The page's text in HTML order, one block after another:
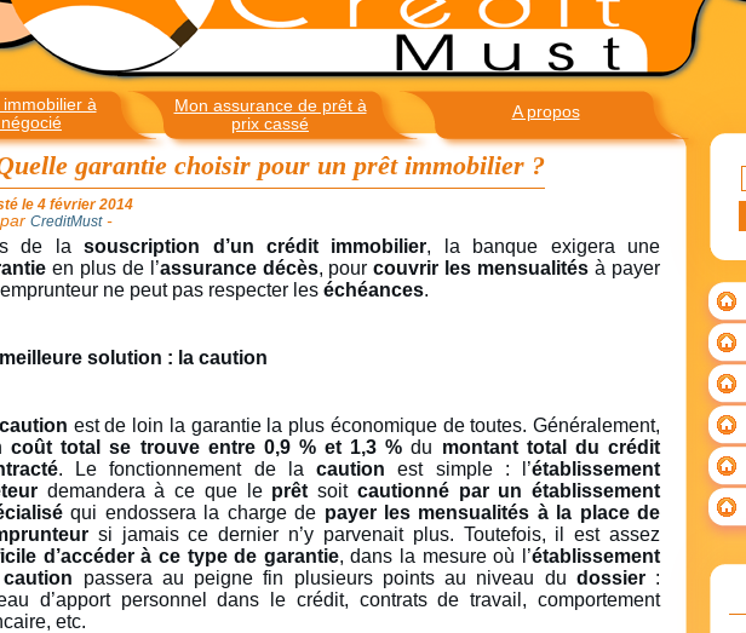
à
Mon assurance de prêt à
prix cassé
A propos
garantie choisir pour un prêt immobilier ?
le 4 février 2014
par CreditMust-
de lasouscription d’un crédit immobilier, la banque exigera une
en plus de l’assurance décès, pourcouvrir les mensualités à payer
ne peut pas respecter les échéances.
solution : la caution
caution est de loin la garantie la plus économique de toutes. Généralement,
coût total se trouve entre 0,9 % et 1,3 % du montant total du crédit
. Le fonctionnement de lacaution est simple : l’établissement
demandera à ce que le prêt soit cautionné par un établissement
qui endossera la charge de payer les mensualités à la place de
si jamais ce dernier n’y parvenait plus. Toutefois, il est assez
d’accéder à ce type de garantie, dans la mesure où l’établissement
passera au peigne fin plusieurs points au niveau du dossier :
d’apport personnel dans le crédit, contrats de travail, comportement
etc.